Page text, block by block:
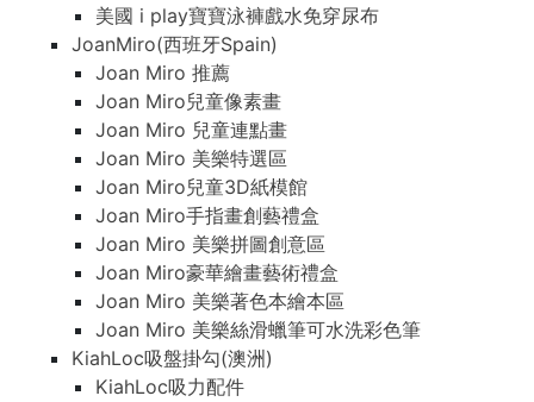
美國 i play寶寶泳褲戲水免穿尿布
JoanMiro(西班牙Spain)
Joan Miro 推薦
Joan Miro兒童像素畫
Joan Miro 兒童連點畫
Joan Miro 美樂特選區
Joan Miro兒童3D紙模館
Joan Miro手指畫創藝禮盒
Joan Miro 美樂拼圖創意區
Joan Miro豪華繪畫藝術禮盒
Joan Miro 美樂著色本繪本區
Joan Miro 美樂絲滑蠟筆可水洗彩色筆
KiahLoc吸盤掛勾(澳洲)
KiahLoc吸力配件